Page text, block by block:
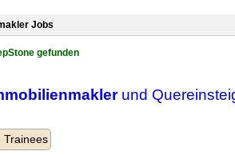
Jobs
gefunden
und
Trainees